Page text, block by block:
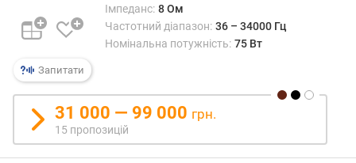
н
о
е
н
я
и
Запитати
Імпеданс: 8 Ом
Частотний діапазон: 36 – 34000 Гц
Номінальна потужність: 75 Вт
31 000 — 99 000 грн.
15 пропозицій